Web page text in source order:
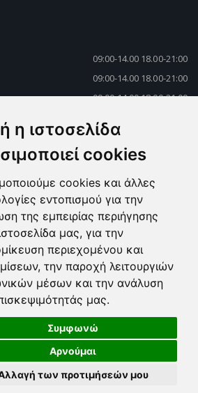
η ιστοσελίδα
cookies
cookies και άλλες
εντοπισμού για την
της εμπειρίας περιήγησης
μας, για την
περιεχομένου και
την παροχή λειτουργιών
μέσων και την ανάλυση
μας.
Συμφωνώ
Αρνούμαι
των προτιμήσεών μου
09:00-14.00 18.00-21:00
09:00-14.00 18.00-21:00
09:00-14.00 18.00-21:00
09:00-14.00 18.00-21:00
09:00-14.00 18.00-21:00
| Diving | Fishing Equipment - Dikelas.gr